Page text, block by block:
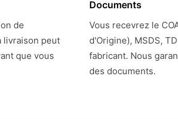
de
livraison peut
que vous
Documents
Vous recevrez le
d'Origine), MSDS,
fabricant. Nous
des documents.